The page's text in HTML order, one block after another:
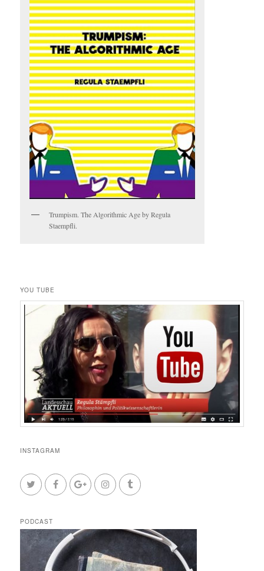
Trumpism. The Algorithmic Age by Regula
Staempfli.
YOU TUBE
INSTAGRAM
PODCAST